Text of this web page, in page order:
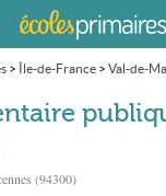
> Île-de-France> Val-de-
Roland Vernaudon
(94300)